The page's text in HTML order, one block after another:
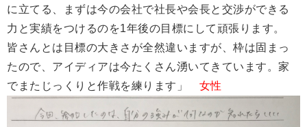
に立てる、まずは今の会社で社長や会長と交渉ができる
力と実績をつけるのを1年後の目標にして頑張ります。
皆さんとは目標の大きさが全然違いますが、枠は固まっ
たので、アイディアは今たくさん湧いてきています。家
でまたじっくりと作戦を練ります」 女性